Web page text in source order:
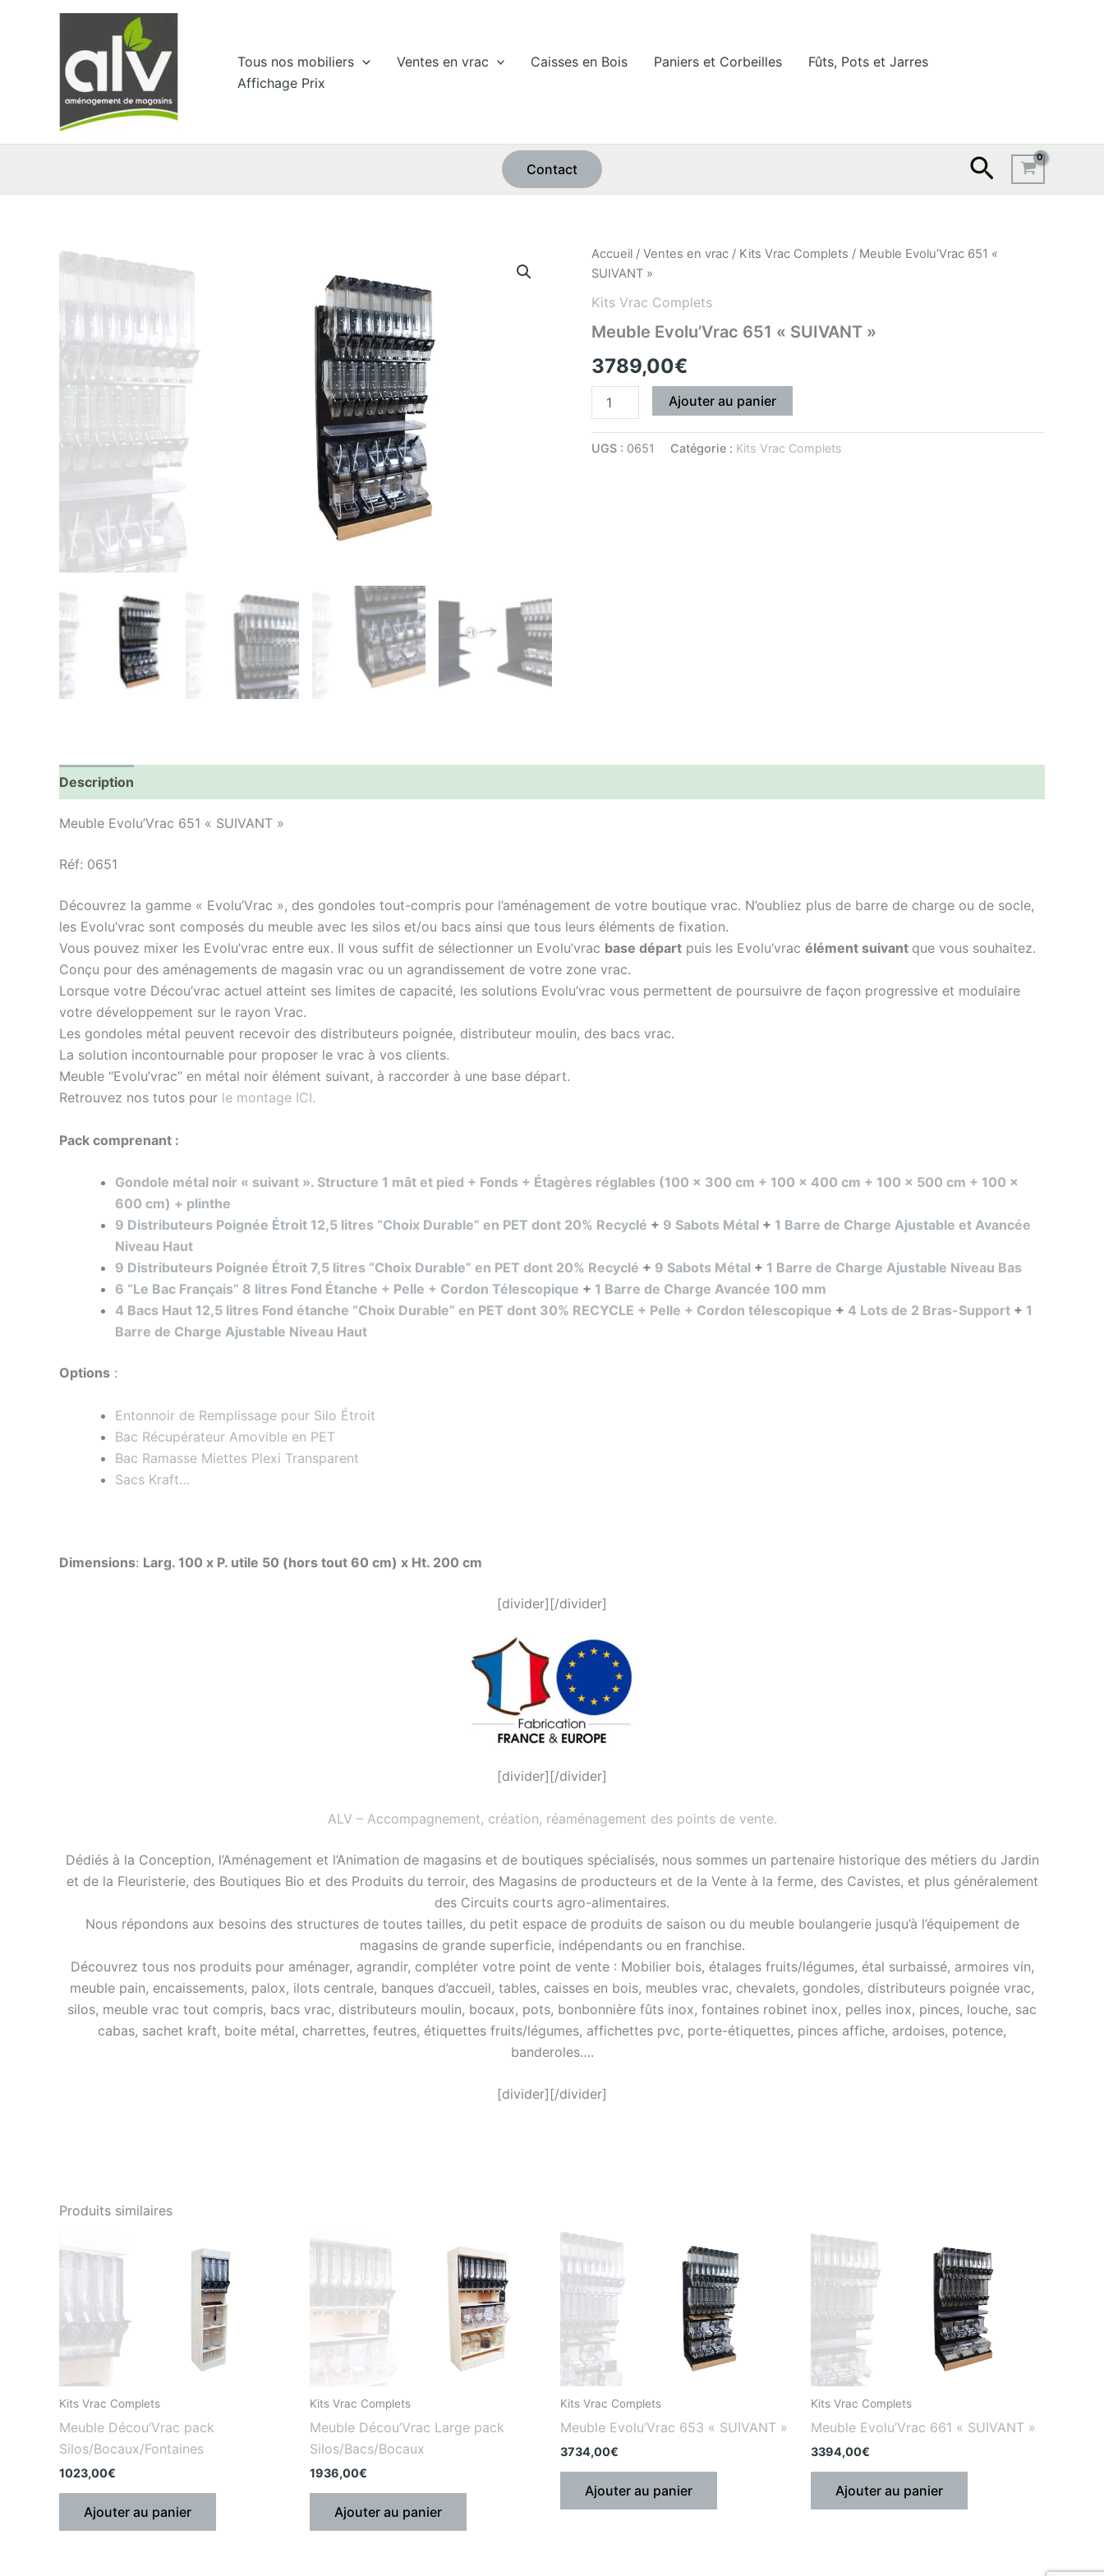
Tous nos mobiliers Ventes en vrac Caisses en Bois Paniers et Corbeilles
Fûts, Pots et Jarres
Affichage Prix
Contact
Accueil / Ventes en vrac / Kits Vrac Complets / Meuble Evolu’Vrac 651 «
SUIVANT »
Kits Vrac Complets
Meuble Evolu’Vrac 651 « SUIVANT »
3789,00€
quantité
de
Evolu'Vrac
"SUIVANT"
Ajouter au panier
UGS : 0651 Catégorie : Kits Vrac Complets
Description
Meuble Evolu’Vrac 651 « SUIVANT »
Réf: 0651
Découvrez la gamme « Evolu’Vrac », des gondoles tout-compris pour l’aménagement de votre boutique vrac. N’oubliez plus de barre de charge ou de socle,
les Evolu’vrac sont composés du meuble avec les silos et/ou bacs ainsi que tous leurs éléments de fixation.
Vous pouvez mixer les Evolu’vrac entre eux. Il vous suffit de sélectionner un Evolu’vrac base départ puis les Evolu’vrac élément suivant que vous souhaitez.
Conçu pour des aménagements de magasin vrac ou un agrandissement de votre zone vrac.
Lorsque votre Décou’vrac actuel atteint ses limites de capacité, les solutions Evolu’vrac vous permettent de poursuivre de façon progressive et modulaire
votre développement sur le rayon Vrac.
Les gondoles métal peuvent recevoir des distributeurs poignée, distributeur moulin, des bacs vrac.
La solution incontournable pour proposer le vrac à vos clients.
Meuble “Evolu’vrac” en métal noir élément suivant, à raccorder à une base départ.
Retrouvez nos tutos pour le montage ICI.
Pack comprenant :
Gondole métal noir « suivant ». Structure 1 mât et pied + Fonds + Étagères réglables (100 x 300 cm + 100 x 400 cm + 100 x 500 cm + 100 x
600 cm) + plinthe
9 Distributeurs Poignée Étroit 12,5 litres “Choix Durable” en PET dont 20% Recyclé + 9 Sabots Métal + 1 Barre de Charge Ajustable et Avancée
Niveau Haut
9 Distributeurs Poignée Étroit 7,5 litres “Choix Durable” en PET dont 20% Recyclé + 9 Sabots Métal + 1 Barre de Charge Ajustable Niveau Bas
6 “Le Bac Français” 8 litres Fond Étanche + Pelle + Cordon Télescopique + 1 Barre de Charge Avancée 100 mm
4 Bacs Haut 12,5 litres Fond étanche “Choix Durable” en PET dont 30% RECYCLE + Pelle + Cordon télescopique + 4 Lots de 2 Bras-Support + 1
Barre de Charge Ajustable Niveau Haut
Options :
Entonnoir de Remplissage pour Silo Étroit
Bac Récupérateur Amovible en PET
Bac Ramasse Miettes Plexi Transparent
Sacs Kraft…
Dimensions: Larg. 100 x P. utile 50 (hors tout 60 cm) x Ht. 200 cm
[divider][/divider]
[divider][/divider]
ALV – Accompagnement, création, réaménagement des points de vente.
Dédiés à la Conception, l’Aménagement et l’Animation de magasins et de boutiques spécialisés, nous sommes un partenaire historique des métiers du Jardin
et de la Fleuristerie, des Boutiques Bio et des Produits du terroir, des Magasins de producteurs et de la Vente à la ferme, des Cavistes, et plus généralement
des Circuits courts agro-alimentaires.
Nous répondons aux besoins des structures de toutes tailles, du petit espace de produits de saison ou du meuble boulangerie jusqu’à l’équipement de
magasins de grande superficie, indépendants ou en franchise.
Découvrez tous nos produits pour aménager, agrandir, compléter votre point de vente : Mobilier bois, étalages fruits/légumes, étal surbaissé, armoires vin,
meuble pain, encaissements, palox, ilots centrale, banques d’accueil, tables, caisses en bois, meubles vrac, chevalets, gondoles, distributeurs poignée vrac,
silos, meuble vrac tout compris, bacs vrac, distributeurs moulin, bocaux, pots, bonbonnière fûts inox, fontaines robinet inox, pelles inox, pinces, louche, sac
cabas, sachet kraft, boite métal, charrettes, feutres, étiquettes fruits/légumes, affichettes pvc, porte-étiquettes, pinces affiche, ardoises, potence,
banderoles….
[divider][/divider]
Produits similaires
Kits Vrac Complets
Meuble Décou’Vrac pack
Silos/Bocaux/Fontaines
1023,00€
Ajouter au panier
Kits Vrac Complets
Meuble Décou’Vrac Large pack
Silos/Bacs/Bocaux
1936,00€
Ajouter au panier
Kits Vrac Complets
Meuble Evolu’Vrac 653 « SUIVANT »
3734,00€
Ajouter au panier
Kits Vrac Complets
Meuble Evolu’Vrac 661 « SUIVANT »
3394,00€
Ajouter au panier